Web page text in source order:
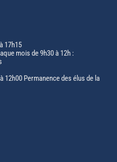
17h15
mois de 9h30 à 12h :
12h00 Permanence des élus de la